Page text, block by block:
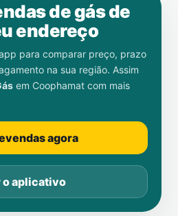
de gás de
endereço
para comparar preço, prazo
na sua região. Assim
em Coophamat com mais
agora
o aplicativo